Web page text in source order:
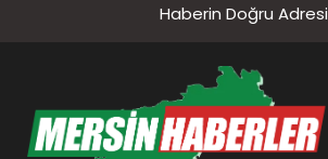
Haberin Doğru Adresi